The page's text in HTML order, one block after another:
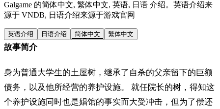
Galgame 的简体中文, 繁体中文, 英语, 日语 介绍。英语介绍来
源于 VNDB, 日语介绍来源于游戏官网
英语介绍 日语介绍 简体中文 繁体中文
故事简介
身为普通大学生的土屋树，继承了自杀的父亲留下的巨额
债务，以及他所经营的养护设施。 就任院长的树，得知这
个养护设施同时也是娼馆的事实而大受冲击，但为了偿还